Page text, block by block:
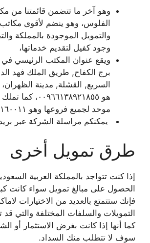
وهو آخر ما تتضمن قائمتنا من
الفلوس، وهو ينضم لأقوى
والتمويل الموجودة بالمملكة
وجود كفيل لتقديم خدماتها،
ويقع عنوان المكتب الرئيسي في
برج الكفاح, طريق الملك فهد
السريع, القشلة, مدينة
هو
موحد لجميع فروعها وهو ٨٠٠١١٦٠٠١١.
يمكنكم مراسلة الشركة عبر
طرق تمويل أخرى
إذا كنت تتواجد بالمملكة العربية
الحصول على مبالغ تمويل سواء كانت
فإنك ستتمتع بالعديد من الاختيارات
التمويلات والسلفات المختلفة والتي
كما أنها إذا كانت بغرض الاستثمار أو
سوف لا تتطلب منك السداد.